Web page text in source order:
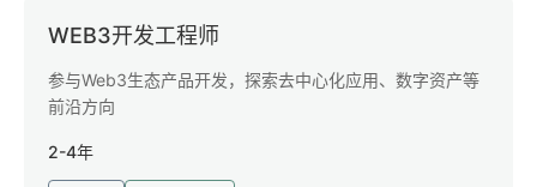
WEB3开发工程师
参与Web3生态产品开发，探索去中心化应用、数字资产等
前沿方向
2-4年